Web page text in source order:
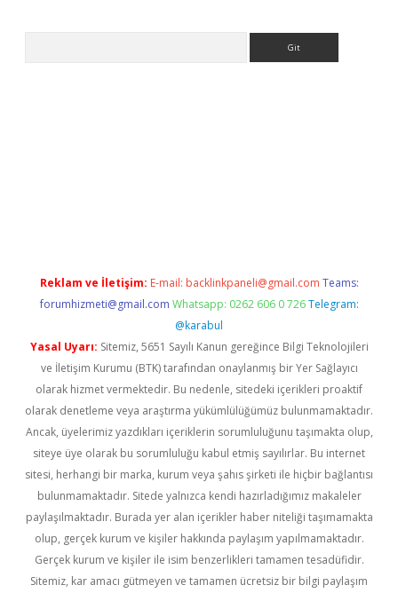
Reklam ve İletişim: E-mail: backlinkpaneli@gmail.com Teams:
forumhizmeti@gmail.com Whatsapp: 0262 606 0 726 Telegram:
@karabul
Yasal Uyarı: Sitemiz, 5651 Sayılı Kanun gereğince Bilgi Teknolojileri
ve İletişim Kurumu (BTK) tarafından onaylanmış bir Yer Sağlayıcı
olarak hizmet vermektedir. Bu nedenle, sitedeki içerikleri proaktif
olarak denetleme veya araştırma yükümlülüğümüz bulunmamaktadır.
Ancak, üyelerimiz yazdıkları içeriklerin sorumluluğunu taşımakta olup,
siteye üye olarak bu sorumluluğu kabul etmiş sayılırlar. Bu internet
sitesi, herhangi bir marka, kurum veya şahıs şirketi ile hiçbir bağlantısı
bulunmamaktadır. Sitede yalnızca kendi hazırladığımız makaleler
paylaşılmaktadır. Burada yer alan içerikler haber niteliği taşımamakta
olup, gerçek kurum ve kişiler hakkında paylaşım yapılmamaktadır.
Gerçek kurum ve kişiler ile isim benzerlikleri tamamen tesadüfidir.
Sitemiz, kar amacı gütmeyen ve tamamen ücretsiz bir bilgi paylaşım